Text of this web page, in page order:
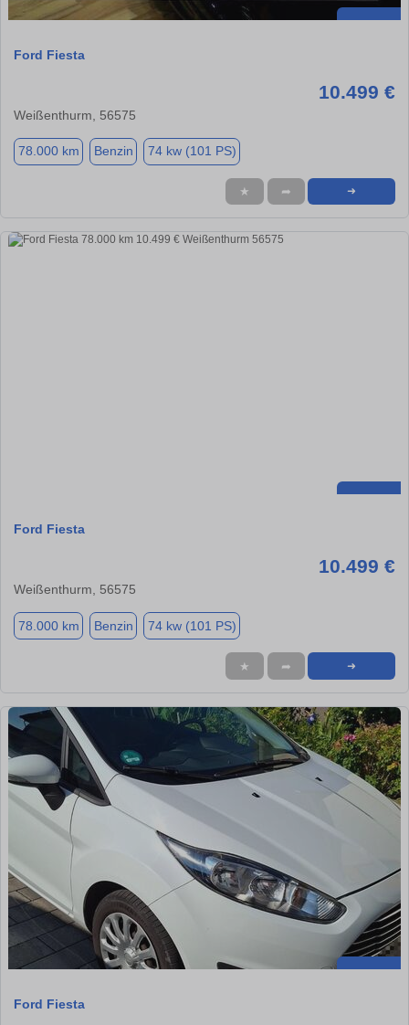
Ford Fiesta
10.499 €
Weißenthurm, 56575
78.000 km Benzin 74 kw (101 PS)
★ ➦ ➜
Ford Fiesta
10.499 €
Weißenthurm, 56575
78.000 km Benzin 74 kw (101 PS)
★ ➦ ➜
Ford Fiesta